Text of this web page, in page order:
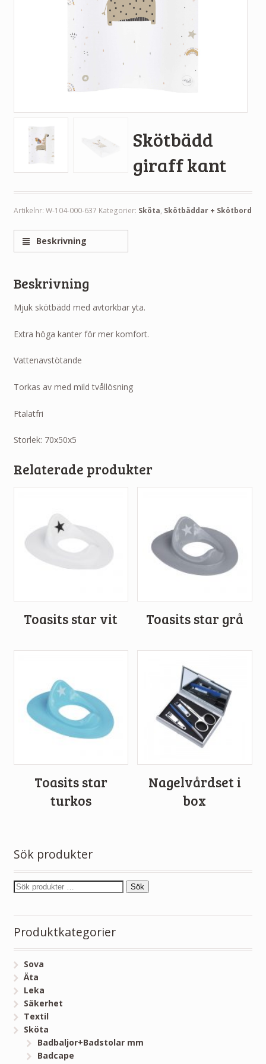
Skötbädd
giraff kant
Artikelnr: W-104-000-637 Kategorier: Sköta, Skötbäddar + Skötbord
Beskrivning
Beskrivning
Mjuk skötbädd med avtorkbar yta.
Extra höga kanter för mer komfort.
Vattenavstötande
Torkas av med mild tvållösning
Ftalatfri
Storlek: 70x50x5
Relaterade produkter
Toasits star vit Toasits star grå
Toasits star
turkos
Nagelvårdset i
box
Sök produkter
Sök
Produktkategorier
Sova
Äta
Leka
Säkerhet
Textil
Sköta
Badbaljor+Badstolar mm
Badcape